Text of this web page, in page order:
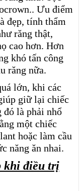
Ưu điểm
đẹp, tính thẩm
răng thật,
cao hơn. Hơn
khó tấn công
răng nữa.
lớn, khi các
giữ lại chiếc
đó là phải nhổ
một chiếc
hoặc làm cầu
năng ăn nhai.
khi điều trị